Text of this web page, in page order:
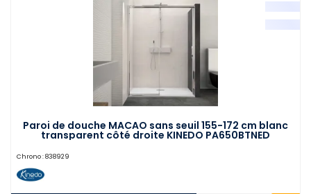
Paroi de douche MACAO sans seuil 155-172 cm blanc
transparent côté droite KINEDO PA650BTNED
Chrono : 838929